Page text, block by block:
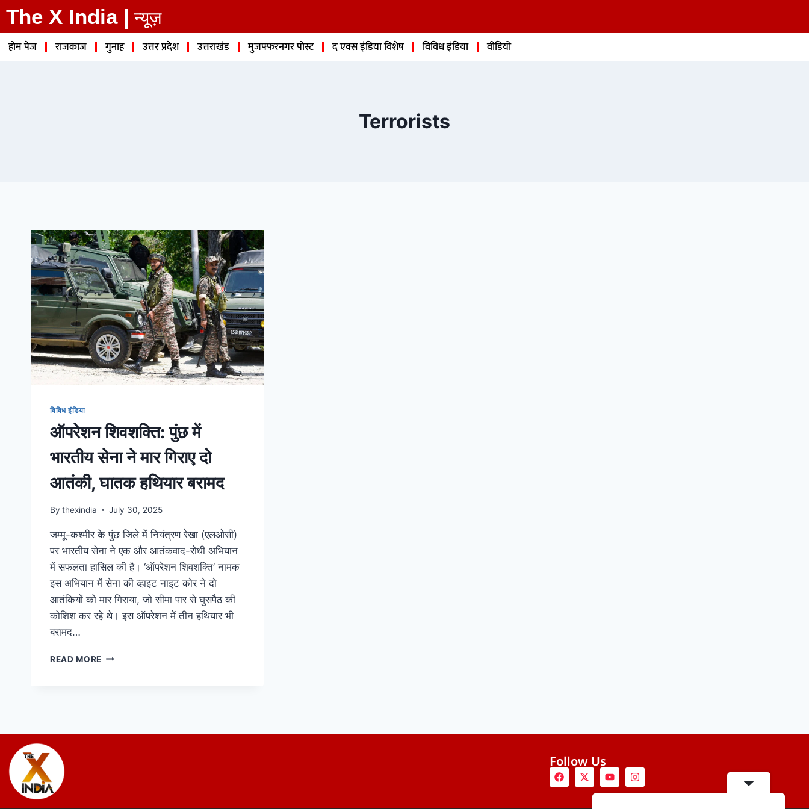
The X India | न्यूज़
होम पेज राजकाज गुनाह उत्तर प्रदेश उत्तराखंड मुजफ्फरनगर पोस्ट द एक्स इंडिया विशेष विविध इंडिया वीडियो
Terrorists
विविध इंडिया
ऑपरेशन शिवशक्ति: पुंछ में
भारतीय सेना ने मार गिराए दो
आतंकी, घातक हथियार बरामद
By thexindia July 30, 2025
जम्मू-कश्मीर के पुंछ जिले में नियंत्रण रेखा (एलओसी)
पर भारतीय सेना ने एक और आतंकवाद-रोधी अभियान
में सफलता हासिल की है। ‘ऑपरेशन शिवशक्ति’ नामक
इस अभियान में सेना की व्हाइट नाइट कोर ने दो
आतंकियों को मार गिराया, जो सीमा पार से घुसपैठ की
कोशिश कर रहे थे। इस ऑपरेशन में तीन हथियार भी
बरामद…
READ MORE
Follow Us